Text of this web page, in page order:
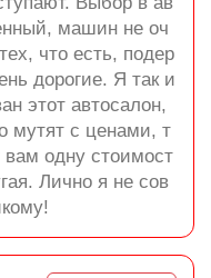
машин не оч
что есть, подер
дорогие. Я так и
этот автосалон,
мутят с ценами, т
вам одну стоимост
Лично я не сов